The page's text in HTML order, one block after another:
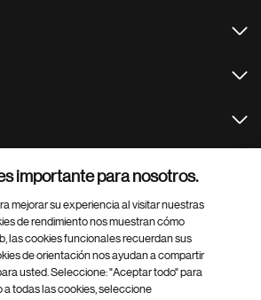
importante para nosotros.
mejorar su experiencia al visitar nuestras
de rendimiento nos muestran cómo
las cookies funcionales recuerdan sus
de orientación nos ayudan a compartir
usted. Seleccione: "Aceptar todo" para
a todas las cookies, seleccione